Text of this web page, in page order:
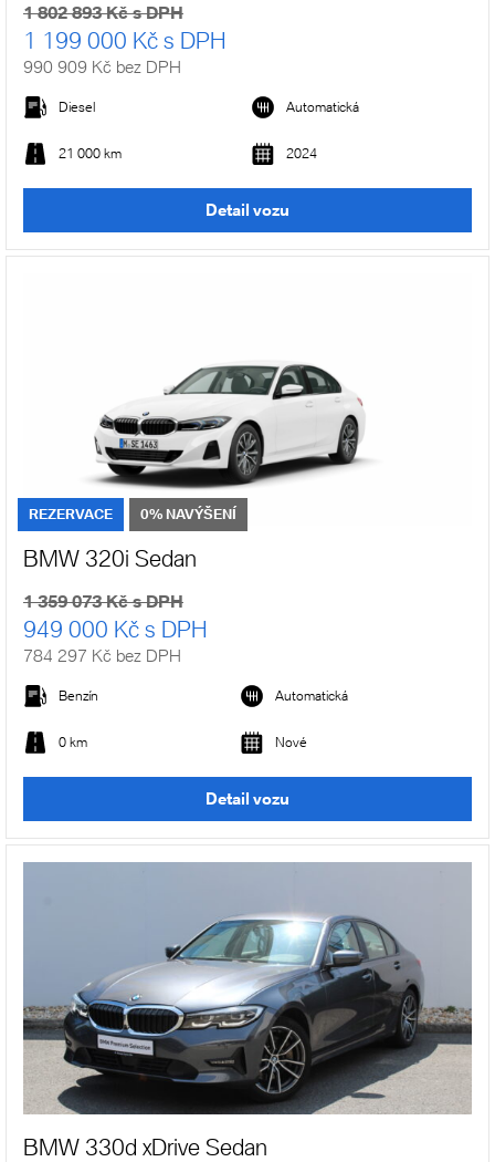
1 802 893 Kč s DPH
1 199 000 Kč s DPH
990 909 Kč bez DPH
Diesel Automatická
21 000 km 2024
Detail vozu
REZERVACE 0% NAVÝŠENÍ
BMW 320i Sedan
1 359 073 Kč s DPH
949 000 Kč s DPH
784 297 Kč bez DPH
Benzín Automatická
0 km Nové
Detail vozu
BMW 330d xDrive Sedan